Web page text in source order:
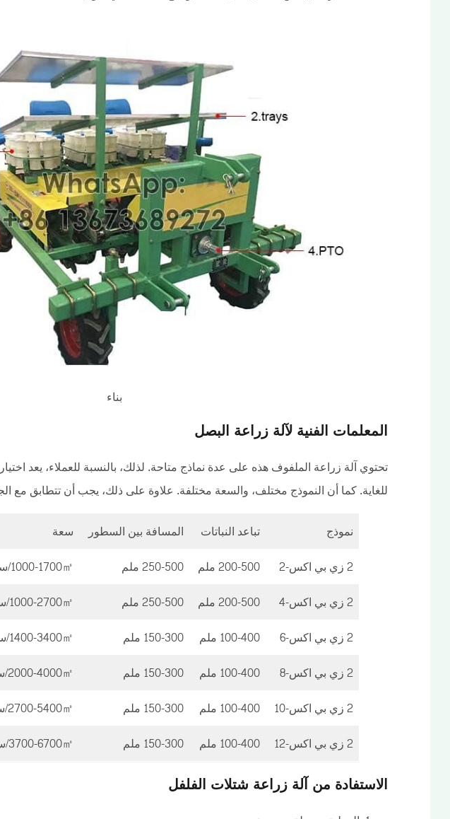
بناء
المعلمات الفنية لآلة زراعة البصل
تحتوي آلة زراعة الملفوف هذه على عدة نماذج متاحة. لذلك، بالنسبة للعملاء، يعد
للغاية. كما أن النموذج مختلف، والسعة مختلفة. علاوة على ذلك، يجب أن تتطابق مع
نموذج
تباعد النباتات المسافة بين السطور سعة
2 زي بي اكس-2
200-500 ملم 250-500 ملم 1000-1700㎡/ساعة
2 زي بي اكس-4
200-500 ملم 250-500 ملم 1000-2700㎡/ساعة
2 زي بي اكس-6
100-400 ملم 150-300 ملم 1400-3400㎡/ساعة
2 زي بي اكس-8
100-400 ملم 150-300 ملم 2000-4000㎡/ساعة
2 زي بي اكس-10
100-400 ملم 150-300 ملم 2700-5400㎡/ساعة
2 زي بي اكس-12
100-400 ملم 150-300 ملم 3700-6700㎡/ساعة
الاستفادة من آلة زراعة شتلات الفلفل